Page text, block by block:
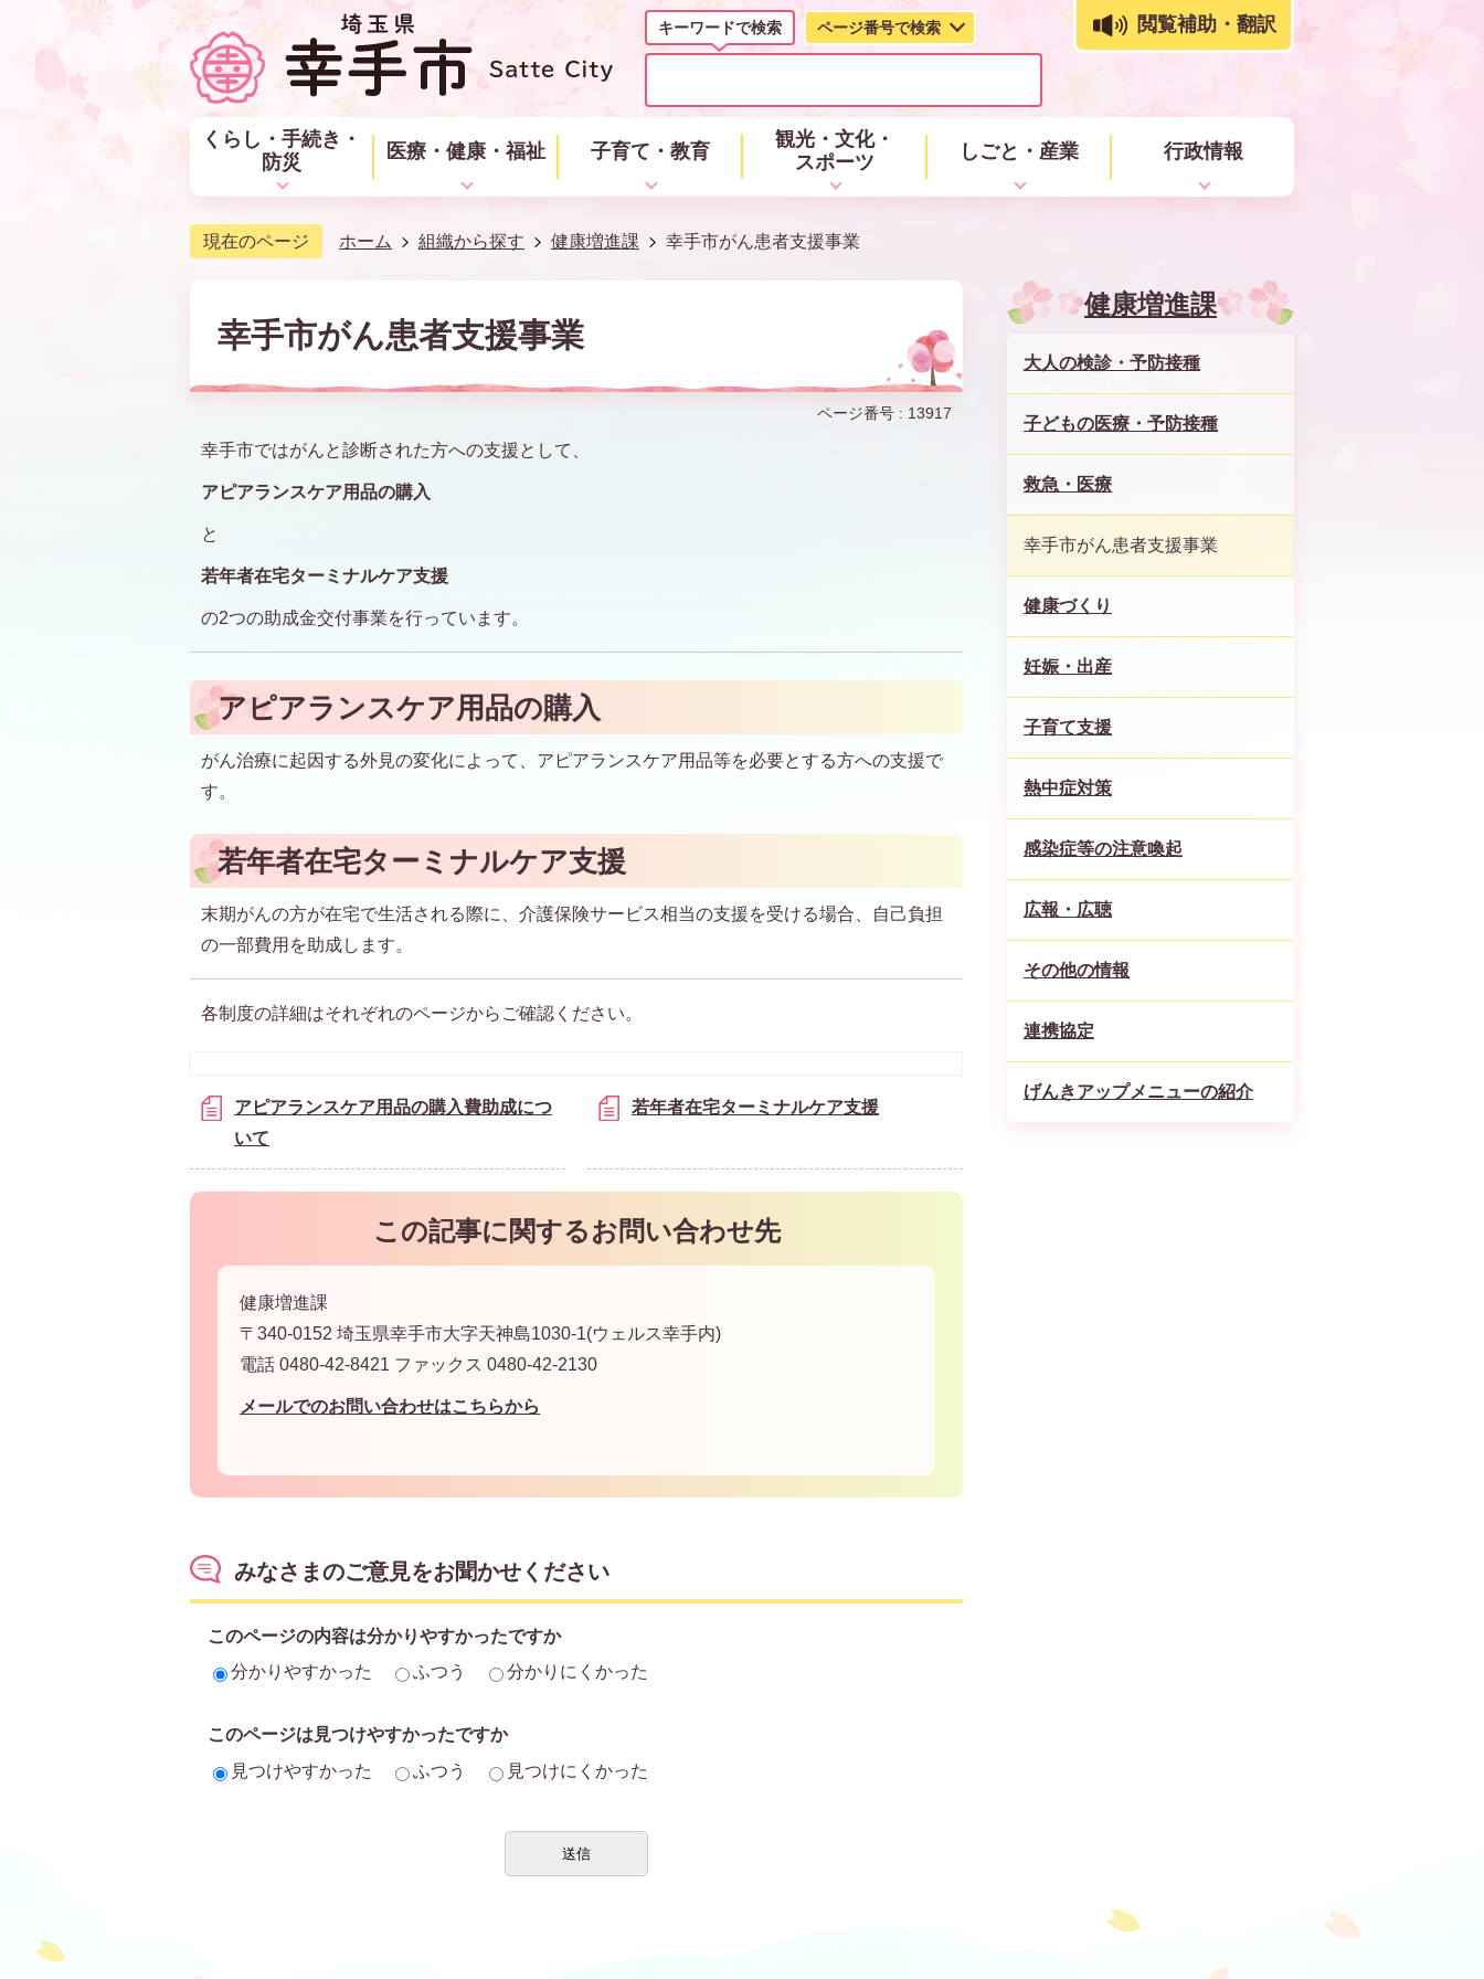
キーワードで検索 ページ番号で検索
キ
ワ
ド
で
検
閲覧補助・翻訳
くらし・手続き・
防災
医療・健康・福祉 子育て・教育
観光・文化・
スポーツ
しごと・産業 行政情報
現在のページ ホーム 組織から探す 健康増進課 幸手市がん患者支援事業
幸手市がん患者支援事業
ページ番号 : 13917
幸手市ではがんと診断された方への支援として、
アピアランスケア用品の購入
と
若年者在宅ターミナルケア支援
の2つの助成金交付事業を行っています。
アピアランスケア用品の購入
がん治療に起因する外見の変化によって、アピアランスケア用品等を必要とする方への支援で
す。
若年者在宅ターミナルケア支援
末期がんの方が在宅で生活される際に、介護保険サービス相当の支援を受ける場合、自己負担
の一部費用を助成します。
各制度の詳細はそれぞれのページからご確認ください。
アピアランスケア用品の購入費助成につ
いて
若年者在宅ターミナルケア支援
この記事に関するお問い合わせ先
健康増進課
〒340-0152 埼玉県幸手市大字天神島1030-1(ウェルス幸手内)
電話 0480-42-8421 ファックス 0480-42-2130
メールでのお問い合わせはこちらから
みなさまのご意見をお聞かせください
このページの内容は分かりやすかったですか
分かりやすかった
ふつう 分かりにくかった
このページは見つけやすかったですか
見つけやすかった
ふつう 見つけにくかった
健康増進課
大人の検診・予防接種
子どもの医療・予防接種
救急・医療
幸手市がん患者支援事業
健康づくり
妊娠・出産
子育て支援
熱中症対策
感染症等の注意喚起
広報・広聴
その他の情報
連携協定
げんきアップメニューの紹介